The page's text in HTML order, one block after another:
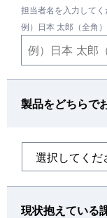
担当者名を入力してく
例）日本 太郎（全角）
製品をどちらで
現状抱えている